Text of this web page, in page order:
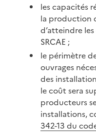
les capacités
la production
d’atteindre
SRCAE ;
le périmètre
ouvrages
des
le coût sera
producteurs
installations,
342-13 du